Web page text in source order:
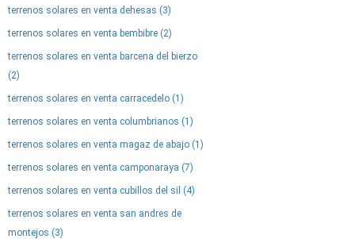
terrenos solares en venta dehesas (3)
terrenos solares en venta bembibre (2)
terrenos solares en venta barcena del bierzo
(2)
terrenos solares en venta carracedelo (1)
terrenos solares en venta columbrianos (1)
terrenos solares en venta magaz de abajo (1)
terrenos solares en venta camponaraya (7)
terrenos solares en venta cubillos del sil (4)
terrenos solares en venta san andres de
montejos (3)